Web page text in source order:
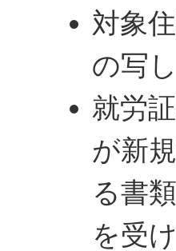
対象
の写
就労
が新
る書
を受